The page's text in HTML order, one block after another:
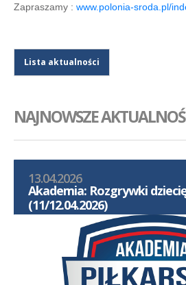
Zapraszamy : www.polonia-sroda.pl/
Lista aktualności
NAJNOWSZE
13.04.2026
Akademia: Rozgrywki
(11/12.04.2026)